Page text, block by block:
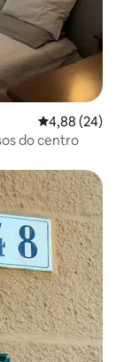
Classificação
4,88 (24)
do centro